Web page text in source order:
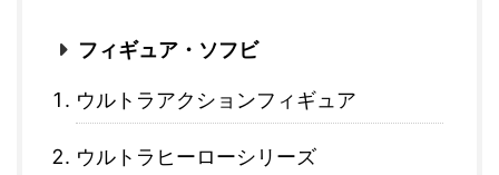
フィギュア・ソフビ
ウルトラアクションフィギュア
ウルトラヒーローシリーズ